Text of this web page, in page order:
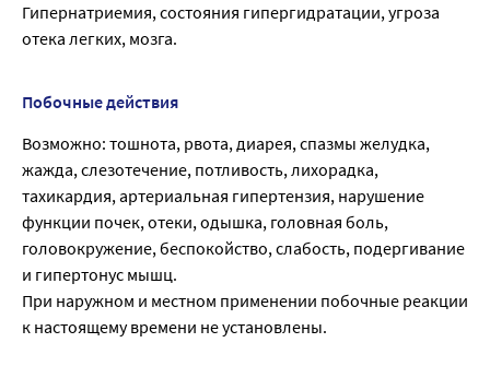
Гипернатриемия, состояния гипергидратации, угроза
отека легких, мозга.
Побочные действия
Возможно: тошнота, рвота, диарея, спазмы желудка,
жажда, слезотечение, потливость, лихорадка,
тахикардия, артериальная гипертензия, нарушение
функции почек, отеки, одышка, головная боль,
головокружение, беспокойство, слабость, подергивание
и гипертонус мышц.
При наружном и местном применении побочные реакции
к настоящему времени не установлены.